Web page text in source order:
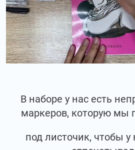
В наборе у нас есть
маркеров, которую мы
под листочик, чтобы у